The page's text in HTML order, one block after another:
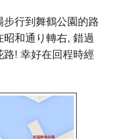
行到舞鶴公園的路
和通り轉右, 錯過
! 幸好在回程時經